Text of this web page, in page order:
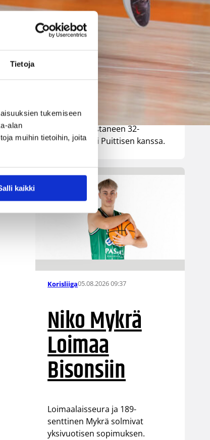
Tietoja
tukemiseen
alan
muihin tietoihin, joita
kaikki
Helsinki Seagullsin kokoonpano
vahvistuu kahdella tuoreella
tulevan kauden mittaiset
sopimukset viime kaudella
Saksan ProA-sarjan Karlsruhe
Williamsin sekä viime kaudella
Kouvoja edustaneen 32-
vuotiaan Timi Puittisen kanssa.
Korisliiga05.08.2026 09:37
Niko Mykrä
Loimaa
Bisonsiin
Loimaalaisseura ja 189-
senttinen Mykrä solmivat
yksivuotisen sopimuksen.